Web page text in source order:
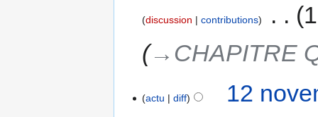
discussion contributions
→‎CHAPITRE
actu diff 12